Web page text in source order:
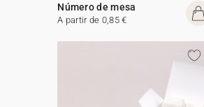
Número de mesa
A partir de 0,85 €